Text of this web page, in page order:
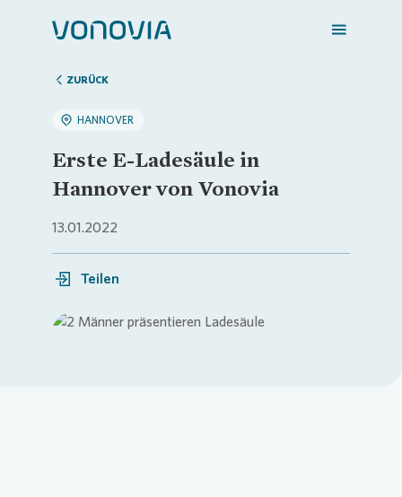
Zuhause finden
Mein Zuhause
Meine Stadt
Weitere Angebote
ZURÜCK
HANNOVER
Erste E-Ladesäule in
Hannover von Vonovia
13.01.2022
Teilen